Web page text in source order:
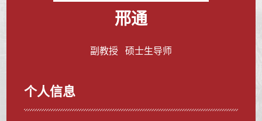
邢通
副教授 硕士生导师
个人信息